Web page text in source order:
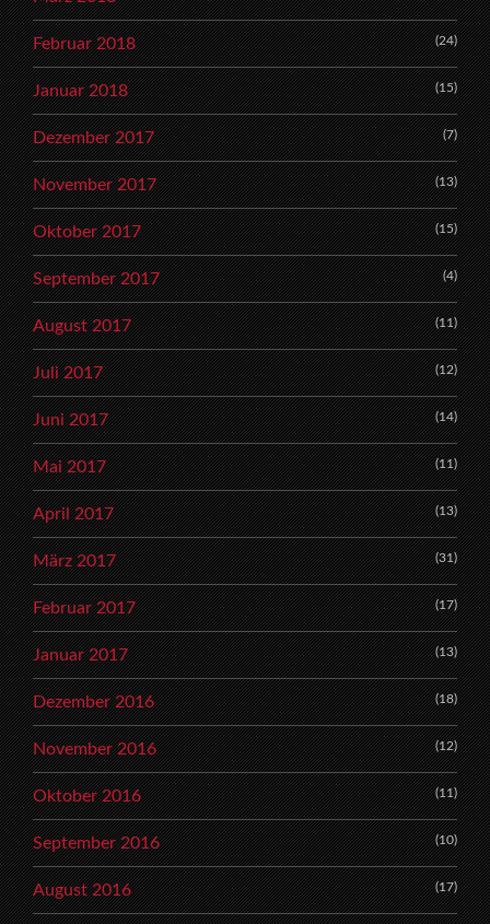
Februar 2018 (24)
Januar 2018 (15)
Dezember 2017 (7)
November 2017 (13)
Oktober 2017 (15)
September 2017 (4)
August 2017 (11)
Juli 2017 (12)
Juni 2017 (14)
Mai 2017 (11)
April 2017 (13)
März 2017 (31)
Februar 2017 (17)
Januar 2017 (13)
Dezember 2016 (18)
November 2016 (12)
Oktober 2016 (11)
September 2016 (10)
August 2016 (17)